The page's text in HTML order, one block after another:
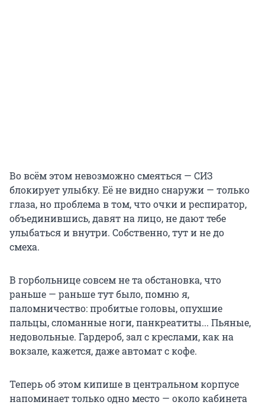
Во всём этом невозможно смеяться — СИЗ
блокирует улыбку. Её не видно снаружи — только
глаза, но проблема в том, что очки и респиратор,
объединившись, давят на лицо, не дают тебе
улыбаться и внутри. Собственно, тут и не до
смеха.
В горбольнице совсем не та обстановка, что
раньше — раньше тут было, помню я,
паломничество: пробитые головы, опухшие
пальцы, сломанные ноги, панкреатиты... Пьяные,
недовольные. Гардероб, зал с креслами, как на
вокзале, кажется, даже автомат с кофе.
Теперь об этом кипише в центральном корпусе
напоминает только одно место — около кабинета